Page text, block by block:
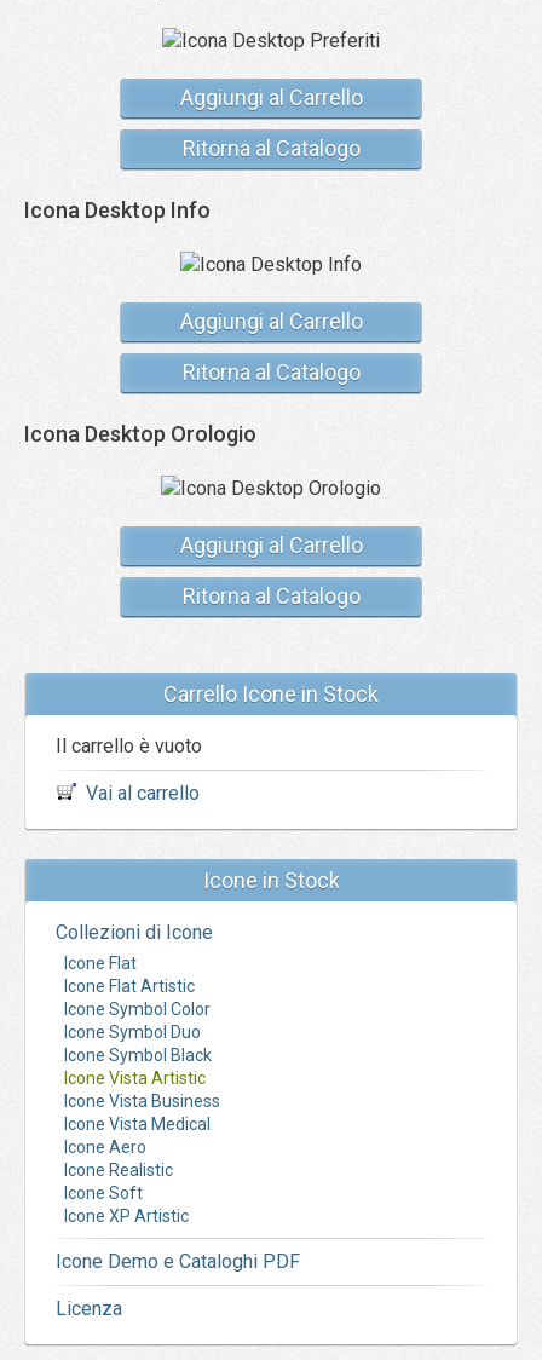
Aggiungi al Carrello
Ritorna al Catalogo
Icona Desktop Info
Aggiungi al Carrello
Ritorna al Catalogo
Icona Desktop Orologio
Aggiungi al Carrello
Ritorna al Catalogo
Carrello Icone in Stock
Il carrello è vuoto
Vai al carrello
Icone in Stock
Collezioni di Icone
Icone Flat
Icone Flat Artistic
Icone Symbol Color
Icone Symbol Duo
Icone Symbol Black
Icone Vista Artistic
Icone Vista Business
Icone Vista Medical
Icone Aero
Icone Realistic
Icone Soft
Icone XP Artistic
Icone Demo e Cataloghi PDF
Licenza